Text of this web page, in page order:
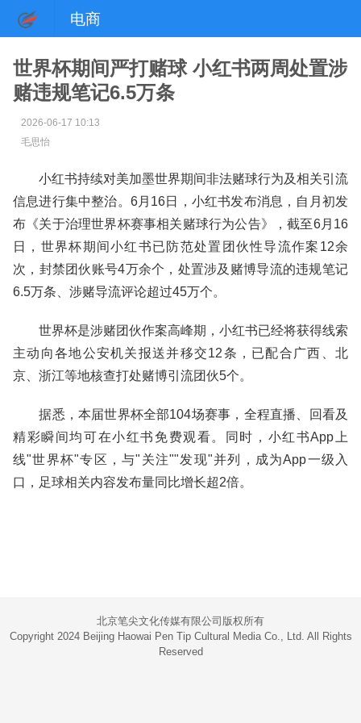
电商
世界杯期间严打赌球 小红书两周处置涉
赌违规笔记6.5万条
2026-06-17 10:13
毛思怡
小红书持续对美加墨世界期间非法赌球行为及相关引流
信息进行集中整治。6月16日，小红书发布消息，自月初发
布《关于治理世界杯赛事相关赌球行为公告》，截至6月16
日，世界杯期间小红书已防范处置团伙性导流作案12余
次，封禁团伙账号4万余个，处置涉及赌博导流的违规笔记
6.5万条、涉赌导流评论超过45万个。
世界杯是涉赌团伙作案高峰期，小红书已经将获得线索
主动向各地公安机关报送并移交12条，已配合广西、北
京、浙江等地核查打处赌博引流团伙5个。
据悉，本届世界杯全部104场赛事，全程直播、回看及
精彩瞬间均可在小红书免费观看。同时，小红书App上
线"世界杯"专区，与"关注""发现"并列，成为App一级入
口，足球相关内容发布量同比增长超2倍。
北京笔尖文化传媒有限公司版权所有
Copyright 2024 Beijing Haowai Pen Tip Cultural Media Co., Ltd. All Rights
Reserved